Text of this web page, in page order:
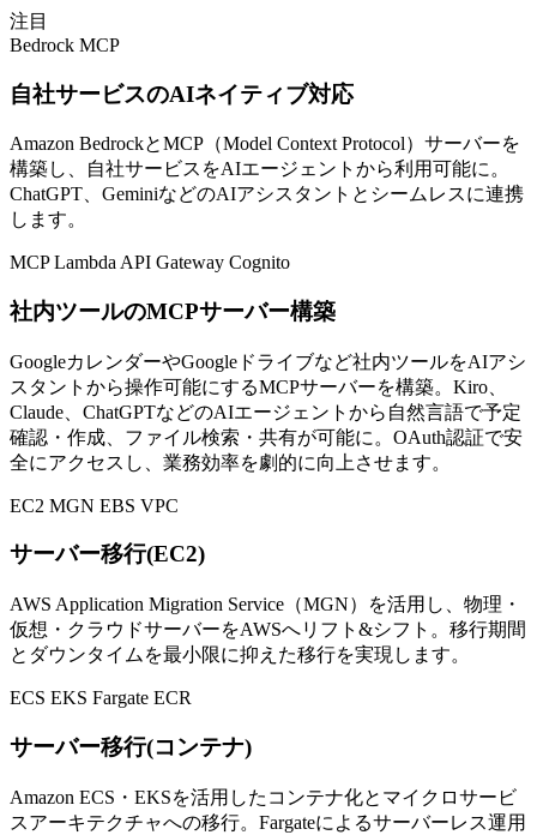
注目
Bedrock MCP
自社サービスのAIネイティブ対応
Amazon BedrockとMCP（Model Context Protocol）サーバーを
構築し、自社サービスをAIエージェントから利用可能に。
ChatGPT、GeminiなどのAIアシスタントとシームレスに連携
します。
MCP Lambda API Gateway Cognito
社内ツールのMCPサーバー構築
GoogleカレンダーやGoogleドライブなど社内ツールをAIアシ
スタントから操作可能にするMCPサーバーを構築。Kiro、
Claude、ChatGPTなどのAIエージェントから自然言語で予定
確認・作成、ファイル検索・共有が可能に。OAuth認証で安
全にアクセスし、業務効率を劇的に向上させます。
EC2 MGN EBS VPC
サーバー移行(EC2)
AWS Application Migration Service（MGN）を活用し、物理・
仮想・クラウドサーバーをAWSへリフト&シフト。移行期間
とダウンタイムを最小限に抑えた移行を実現します。
ECS EKS Fargate ECR
サーバー移行(コンテナ)
Amazon ECS・EKSを活用したコンテナ化とマイクロサービ
スアーキテクチャへの移行。Fargateによるサーバーレス運用